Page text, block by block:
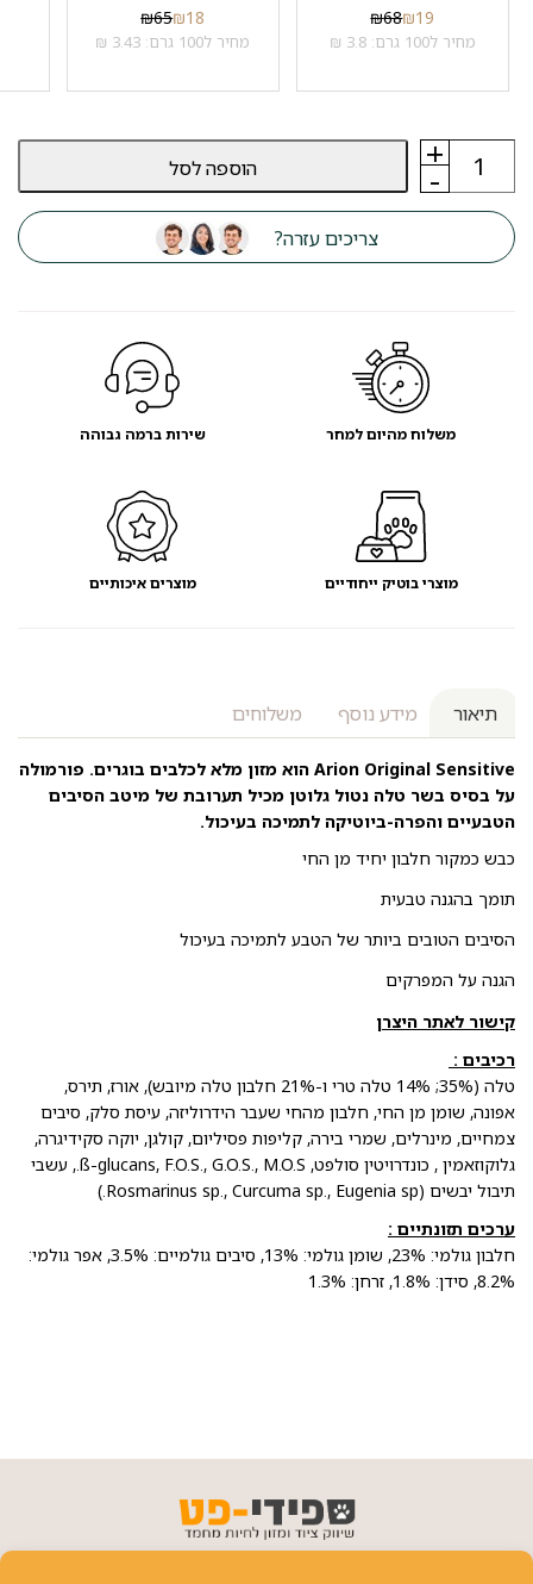
₪68₪19
מחיר ל100 גרם: 3.8 ₪
₪65₪18
מחיר ל100 גרם: 3.43 ₪
-
כמות
מזון
כלבים
אריון
סנסטיב
ARION
+ הוספה לסל
צריכים עזרה?
תיאור מידע נוסף משלוחים
Arion Original Sensitive הוא מזון מלא לכלבים בוגרים. פורמולה
על בסיס בשר טלה נטול גלוטן מכיל תערובת של מיטב הסיבים
הטבעיים והפרה-ביוטיקה לתמיכה בעיכול.
כבש כמקור חלבון יחיד מן החי
תומך בהגנה טבעית
הסיבים הטובים ביותר של הטבע לתמיכה בעיכול
הגנה על המפרקים
קישור לאתר היצרן
רכיבים :
טלה (35%; 14% טלה טרי ו-21% חלבון טלה מיובש), אורז, תירס,
אפונה, שומן מן החי, חלבון מהחי שעבר הידרוליזה, עיסת סלק, סיבים
צמחיים, מינרלים, שמרי בירה, קליפות פסיליום, קולגן, יוקה סקידיגרה,
גלוקוזאמין , כונדרויטין סולפט, ß-glucans, F.O.S., G.O.S., M.O.S., עשבי
תיבול יבשים (Rosmarinus sp., Curcuma sp., Eugenia sp.)
ערכים תזונתיים :
חלבון גולמי: 23%, שומן גולמי: 13%, סיבים גולמיים: 3.5%, אפר גולמי:
8.2%, סידן: 1.8%, זרחן: 1.3%
משלוח מהיום למחר שירות ברמה גבוהה
מוצרי בוטיק ייחודיים מוצרים איכותיים